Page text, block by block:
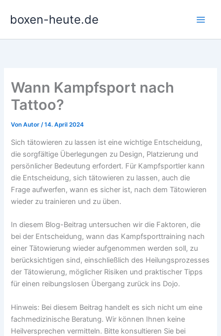
Inhaltboxen-heute.de
Wann Kampfsport nach
Tattoo?
VonAutor/14. April 2024
Sich tätowieren zu lassen ist eine wichtige Entscheidung,
die sorgfältige Überlegungen zu Design, Platzierung und
persönlicher Bedeutung erfordert. Für Kampfsportler kann
die Entscheidung, sich tätowieren zu lassen, auch die
Frage aufwerfen, wann es sicher ist, nach dem Tätowieren
wieder zu trainieren und zu üben.
In diesem Blog-Beitrag untersuchen wir die Faktoren, die
bei der Entscheidung, wann das Kampfsporttraining nach
einer Tätowierung wieder aufgenommen werden soll, zu
berücksichtigen sind, einschließlich des Heilungsprozesses
der Tätowierung, möglicher Risiken und praktischer Tipps
für einen reibungslosen Übergang zurück ins Dojo.
Hinweis: Bei diesem Beitrag handelt es sich nicht um eine
fachmedizinische Beratung. Wir können Ihnen keine
Heilversprechen vermitteln. Bitte konsultieren Sie bei